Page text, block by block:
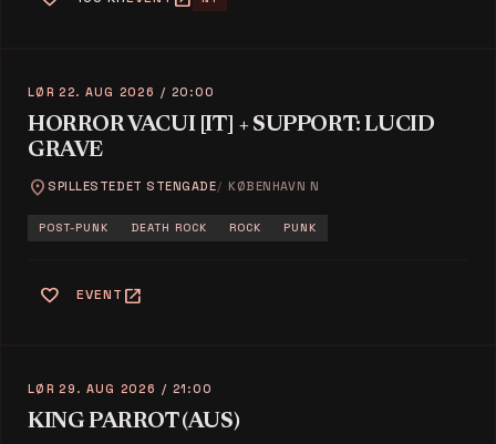
LØR 22. AUG 2026 / 20:00
HORROR VACUI [IT] + SUPPORT: LUCID
GRAVE
location_on SPILLESTEDET STENGADE KØBENHAVN N
POST-PUNK DEATH ROCK ROCK PUNK
favorite EVENT open_in_new
LØR 29. AUG 2026 / 21:00
KING PARROT (AUS)